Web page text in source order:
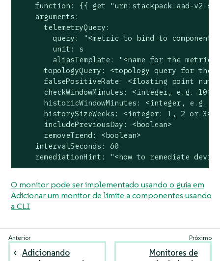
function: {{ get "urn:stackpack:aad-
    arguments:
      telemetryQuery:
        query: "<metric to bind to component>"
        unit: s
        aliasTemplate: "<name for the metric>"
topologyQuery: <topology query for the
falsePositiveRate: <floating point
      checkWindowMinutes: <integer, e.g. 10>
historicWindowMinutes: <integer, e.g.
      historySizeWeeks: <integer: 1, 2 or 3>
      includePreviousDay: <boolean>
      removeTrend: <boolean>
    intervalSeconds: 60
remediationHint: "<how to remediate
O monitor pode ser implementado usando o guia em
Adicionar um monitor de limite a componentes usando
a CLI
Adicionando
Monitores de